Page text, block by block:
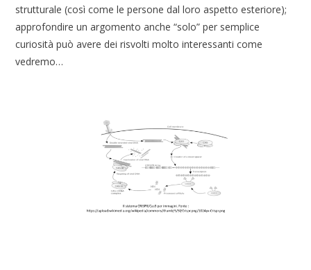
strutturale (così come le persone dal loro aspetto esteriore);
approfondire un argomento anche “solo” per semplice
curiosità può avere dei risvolti molto interessanti come
vedremo…